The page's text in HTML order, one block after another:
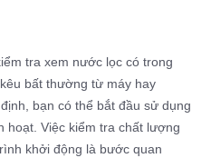
tra xem nước lọc có trong
bất thường từ máy hay
bạn có thể bắt đầu sử dụng
hoạt. Việc kiểm tra chất lượng
khởi động là bước quan